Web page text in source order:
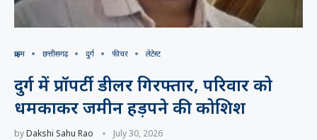
क्राइम छत्तीसगढ़ दुर्ग फीचर लेटेस्ट
दुर्ग में प्रॉपर्टी डीलर गिरफ्तार, परिवार को
धमकाकर जमीन हड़पने की कोशिश
byDakshi Sahu Rao July 30, 2026